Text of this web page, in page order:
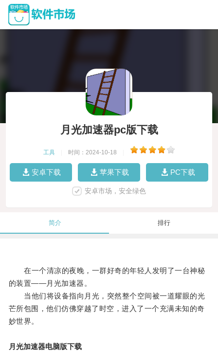
月光加速器pc版下载
工具 时间：2024-10-18
安卓下载 苹果下载 PC下载
安卓市场，安全绿色
简介 排行
在一个清凉的夜晚，一群好奇的年轻人发明了一台神秘
的装置——月光加速器。
当他们将设备指向月光，突然整个空间被一道耀眼的光
芒所包围，他们仿佛穿越了时空，进入了一个充满未知的奇
妙世界。
月光加速器电脑版下载